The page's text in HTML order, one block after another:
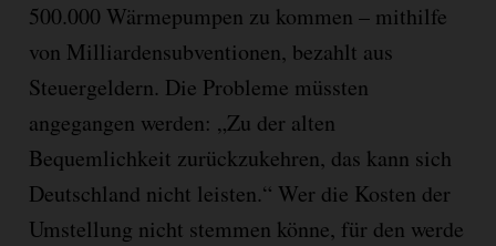
500.000 Wärmepumpen zu kommen – mithilfe
von Milliardensubventionen, bezahlt aus
Steuergeldern. Die Probleme müssten
angegangen werden: „Zu der alten
Bequemlichkeit zurückzukehren, das kann sich
Deutschland nicht leisten.“ Wer die Kosten der
Umstellung nicht stemmen könne, für den werde